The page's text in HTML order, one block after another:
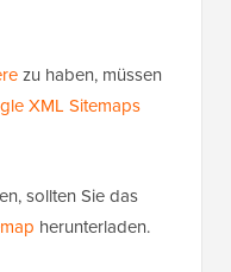
zu haben, müssen
XML Sitemaps
sollten Sie das
herunterladen.